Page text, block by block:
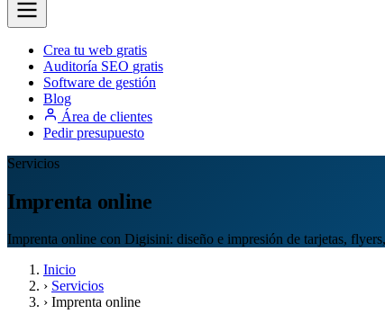
Crea tu web gratis
Auditoría SEO gratis
Software de gestión
Blog
Área de clientes
Pedir presupuesto
Servicios
Imprenta online
Imprenta online con Digisini: diseño e impresión de tarjetas,
Inicio
› Servicios
› Imprenta online